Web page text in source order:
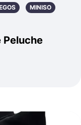
MINISO
Peluche